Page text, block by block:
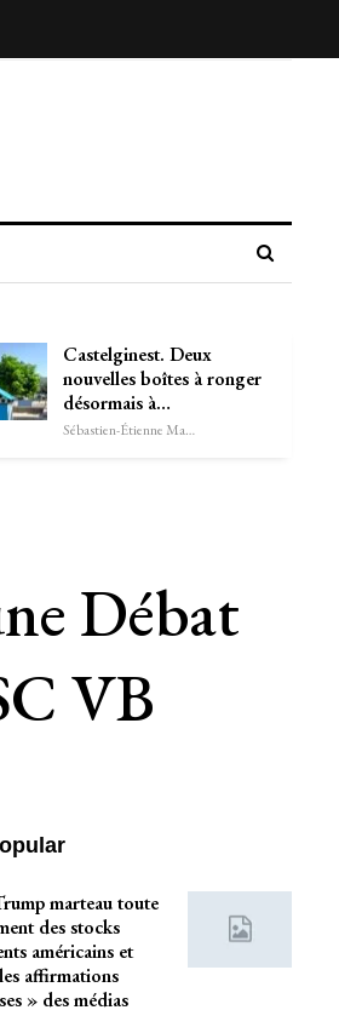
Castelginest. Deux
nouvelles boîtes à ronger
désormais à…
Sébastien-Étienne Marechal
Débat
VB
marteau toute
des stocks
américains et
affirmations
» des médias